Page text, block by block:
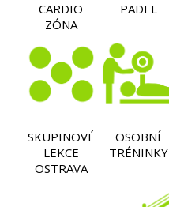
CARDIO
ZÓNA
PADEL
SKUPINOVÉ
LEKCE
OSTRAVA
OSOBNÍ
TRÉNINKY